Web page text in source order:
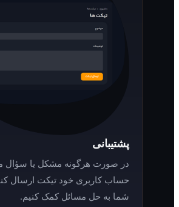
در صورت هرگونه مشکل یا سؤال می‌توانید از
حساب کاربری خود تیکت ارسال کنید تا در کنار
شما به حل مسائل کمک کنیم.